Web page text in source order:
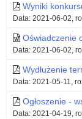
Wyniki
Data: 2021-06-02,
Oświadczenie
Data: 2021-06-02,
Wydłużenie
Data: 2021-05-11,
Ogłoszenie -
Data: 2021-04-19,